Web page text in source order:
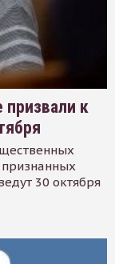
к
30 октября